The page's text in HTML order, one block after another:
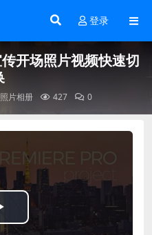
登录
开场照片视频快速切
照片相册 427 0